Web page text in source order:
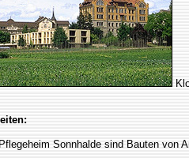
Sonnhalde sind Bauten von